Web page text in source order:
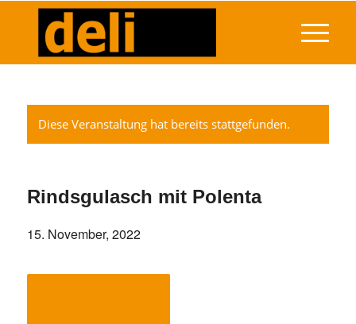
Diese Veranstaltung hat bereits stattgefunden.
Rindsgulasch mit Polenta
15. November, 2022